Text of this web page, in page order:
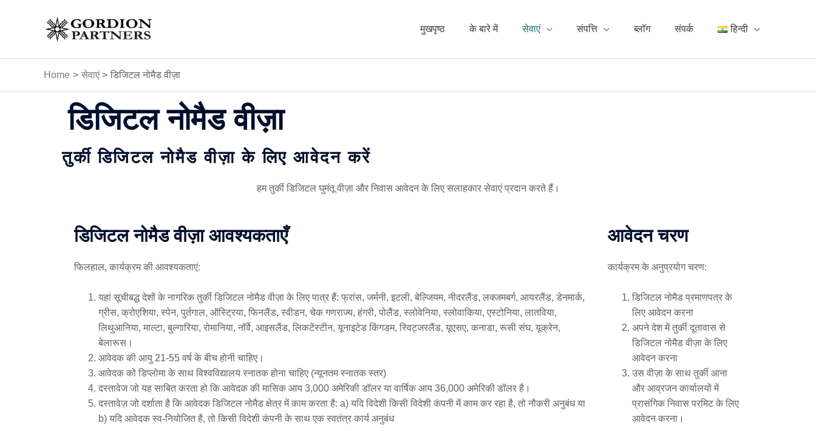
मुखपृष्ठ के बारे में सेवाएं संपत्ति ब्लॉग संपर्क हिन्दी
Home सेवाएं डिजिटल नोमैड वीज़ा
डिजिटल नोमैड वीज़ा
तुर्की डिजिटल नोमैड वीज़ा के लिए आवेदन करें
हम तुर्की डिजिटल घुमंतू वीज़ा और निवास आवेदन के लिए सलाहकार सेवाएं प्रदान करते हैं।
डिजिटल नोमैड वीज़ा आवश्यकताएँ
फिलहाल, कार्यक्रम की आवश्यकताएं:
यहां सूचीबद्ध देशों के नागरिक तुर्की डिजिटल नोमैड वीज़ा के लिए पात्र हैं: फ्रांस, जर्मनी, इटली, बेल्जियम, नीदरलैंड, लक्जमबर्ग, आयरलैंड, डेनमार्क,
ग्रीस, क्रोएशिया, स्पेन, पुर्तगाल, ऑस्ट्रिया, फिनलैंड, स्वीडन, चेक गणराज्य, हंगरी, पोलैंड, स्लोवेनिया, स्लोवाकिया, एस्टोनिया, लातविया,
लिथुआनिया, माल्टा, बुल्गारिया, रोमानिया, नॉर्वे, आइसलैंड, लिकटेंस्टीन, यूनाइटेड किंगडम, स्विट्जरलैंड, यूएसए, कनाडा, रूसी संघ, यूक्रेन,
बेलारूस।
आवेदक की आयु 21-55 वर्ष के बीच होनी चाहिए।
आवेदक को डिप्लोमा के साथ विश्वविद्यालय स्नातक होना चाहिए (न्यूनतम स्नातक स्तर)
दस्तावेज जो यह साबित करता हो कि आवेदक की मासिक आय 3,000 अमेरिकी डॉलर या वार्षिक आय 36,000 अमेरिकी डॉलर है।
दस्तावेज़ जो दर्शाता है कि आवेदक डिजिटल नोमैड क्षेत्र में काम करता है: a) यदि विदेशी किसी विदेशी कंपनी में काम कर रहा है, तो नौकरी अनुबंध या
b) यदि आवेदक स्व-नियोजित है, तो किसी विदेशी कंपनी के साथ एक स्वतंत्र कार्य अनुबंध
आवेदन चरण
कार्यक्रम के अनुप्रयोग चरण:
डिजिटल नोमैड प्रमाणपत्र के
लिए आवेदन करना
अपने देश में तुर्की दूतावास से
डिजिटल नोमैड वीज़ा के लिए
आवेदन करना
उस वीज़ा के साथ तुर्की आना
और आव्रजन कार्यालयों में
प्रासंगिक निवास परमिट के लिए
आवेदन करना।